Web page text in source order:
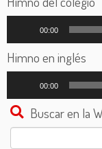
audio
00:00
Himno en inglés
audio
00:00
Buscar en la
Buscar: